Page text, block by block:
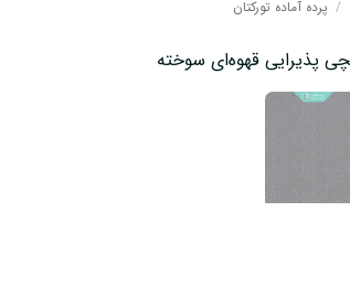
/ پرده آماده تورکتان